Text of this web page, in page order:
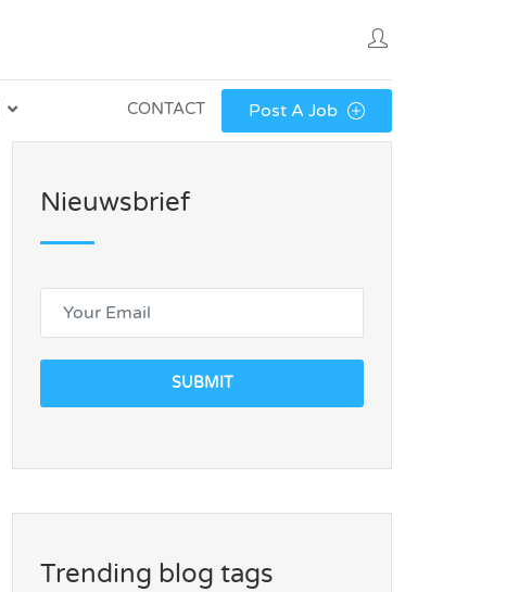
CONTACT Post A Job
Nieuwsbrief
SUBMIT
Trending blog tags